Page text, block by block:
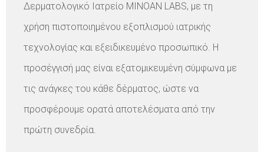
Δερματολογικό Ιατρείο MINOAN LABS, με τη
χρήση πιστοποιημένου εξοπλισμού ιατρικής
τεχνολογίας και εξειδικευμένο προσωπικό. Η
προσέγγισή μας είναι εξατομικευμένη σύμφωνα με
τις ανάγκες του κάθε δέρματος, ώστε να
προσφέρουμε ορατά αποτελέσματα από την
πρώτη συνεδρία.